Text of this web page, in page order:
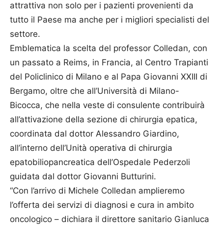
attrattiva non solo per i pazienti provenienti da
tutto il Paese ma anche per i migliori specialisti del
settore.
Emblematica la scelta del professor Colledan, con
un passato a Reims, in Francia, al Centro Trapianti
del Policlinico di Milano e al Papa Giovanni XXIII di
Bergamo, oltre che all’Università di Milano-
Bicocca, che nella veste di consulente contribuirà
all’attivazione della sezione di chirurgia epatica,
coordinata dal dottor Alessandro Giardino,
all’interno dell’Unità operativa di chirurgia
epatobiliopancreatica dell’Ospedale Pederzoli
guidata dal dottor Giovanni Butturini.
“Con l’arrivo di Michele Colledan amplieremo
l’offerta dei servizi di diagnosi e cura in ambito
oncologico – dichiara il direttore sanitario Gianluca